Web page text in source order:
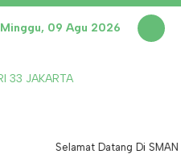
Minggu, 09 Agu 2026
Selamat Datang Di